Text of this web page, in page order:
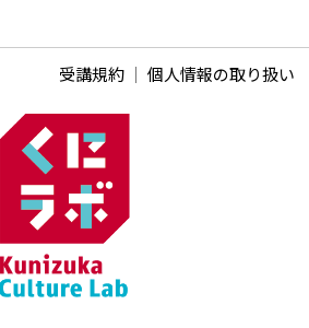
受講規約｜ 個人情報の取り扱い